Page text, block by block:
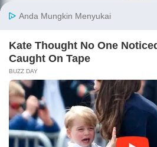
Email
Tentang Katadata Advertising
Kebijakan Privasi
Disclaimer